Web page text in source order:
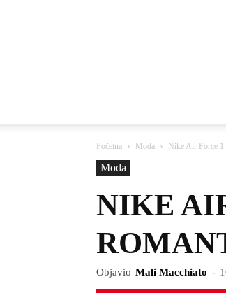
Početna Moda Nike Air Force 1
Moda
NIKE
Objavio Mali Macchiato -